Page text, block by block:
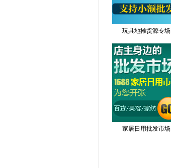
玩具地摊货源专场
家居日用批发市场